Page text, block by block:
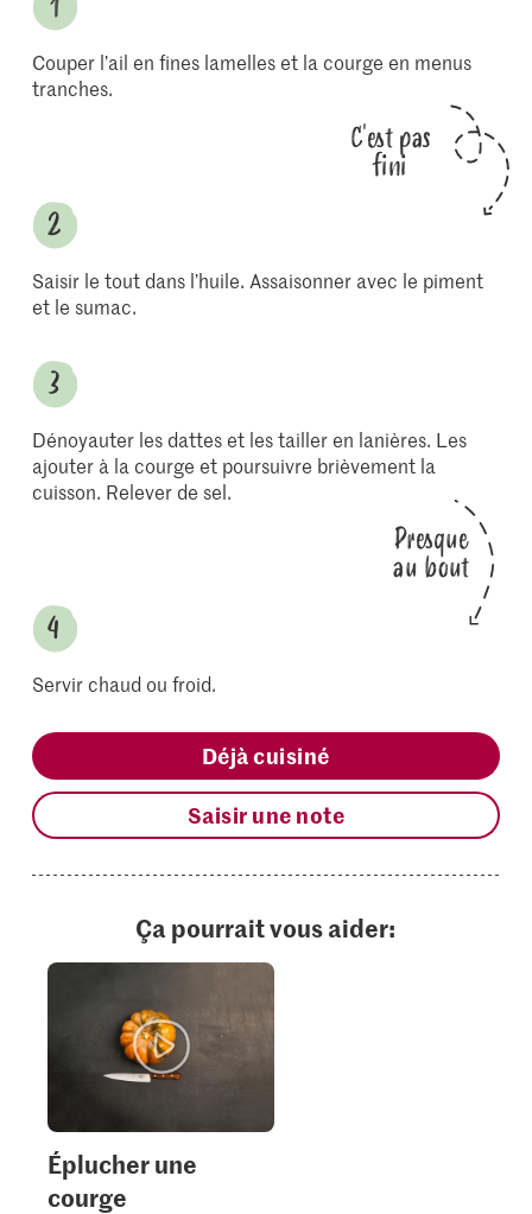
Couper l’ail en fines lamelles et la courge en menus
tranches.
C'est pas
fini
Saisir le tout dans l’huile. Assaisonner avec le piment
et le sumac.
Dénoyauter les dattes et les tailler en lanières. Les
ajouter à la courge et poursuivre brièvement la
cuisson. Relever de sel.
Presque
au bout
Servir chaud ou froid.
Déjà cuisiné
Saisir une note
Ça pourrait vous aider:
Éplucher une
courge